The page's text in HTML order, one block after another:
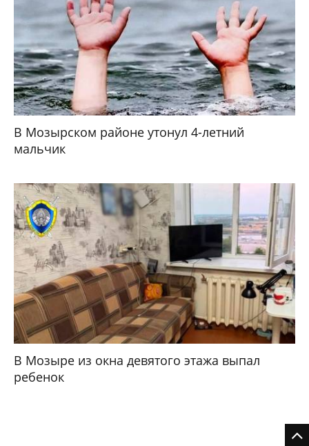
В Мозырском районе утонул 4-летний
мальчик
В Мозыре из окна девятого этажа выпал
ребенок